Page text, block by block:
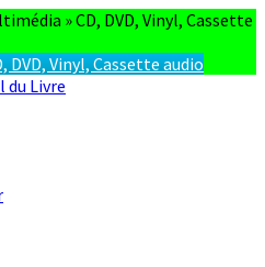
» CD, DVD, Vinyl, Cassette
DVD, Vinyl, Cassette audio
du Livre